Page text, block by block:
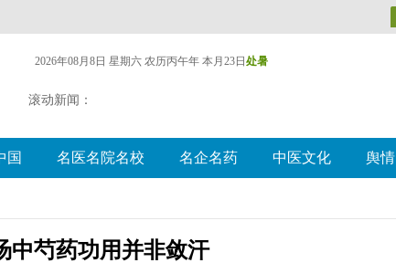
2026年08月8日 星期六 农历丙午年 本月23日 处暑
滚动新闻：
国 名医名院名校 名企名药 中医文化 舆情
中芍药功用并非敛汗